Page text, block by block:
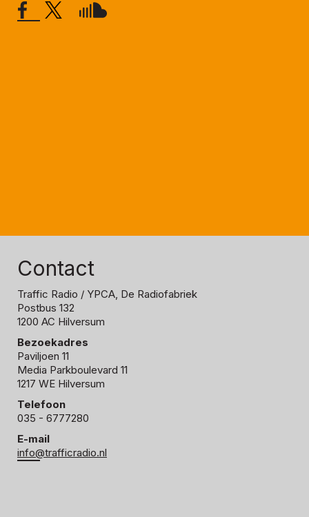
Contact
Traffic Radio / YPCA, De Radiofabriek
Postbus 132
1200 AC Hilversum
Bezoekadres
Paviljoen 11
Media Parkboulevard 11
1217 WE Hilversum
Telefoon
035 - 6777280
E-mail
info@trafficradio.nl